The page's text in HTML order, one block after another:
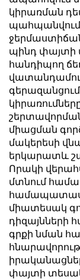
կիրառման
պահպանվում
պինդ
հանդիպող
միացման
մակերեսի
երկարատև
Որակի
մտնում
միատեսակ
դիզայնների
գրքի նման
փայտի